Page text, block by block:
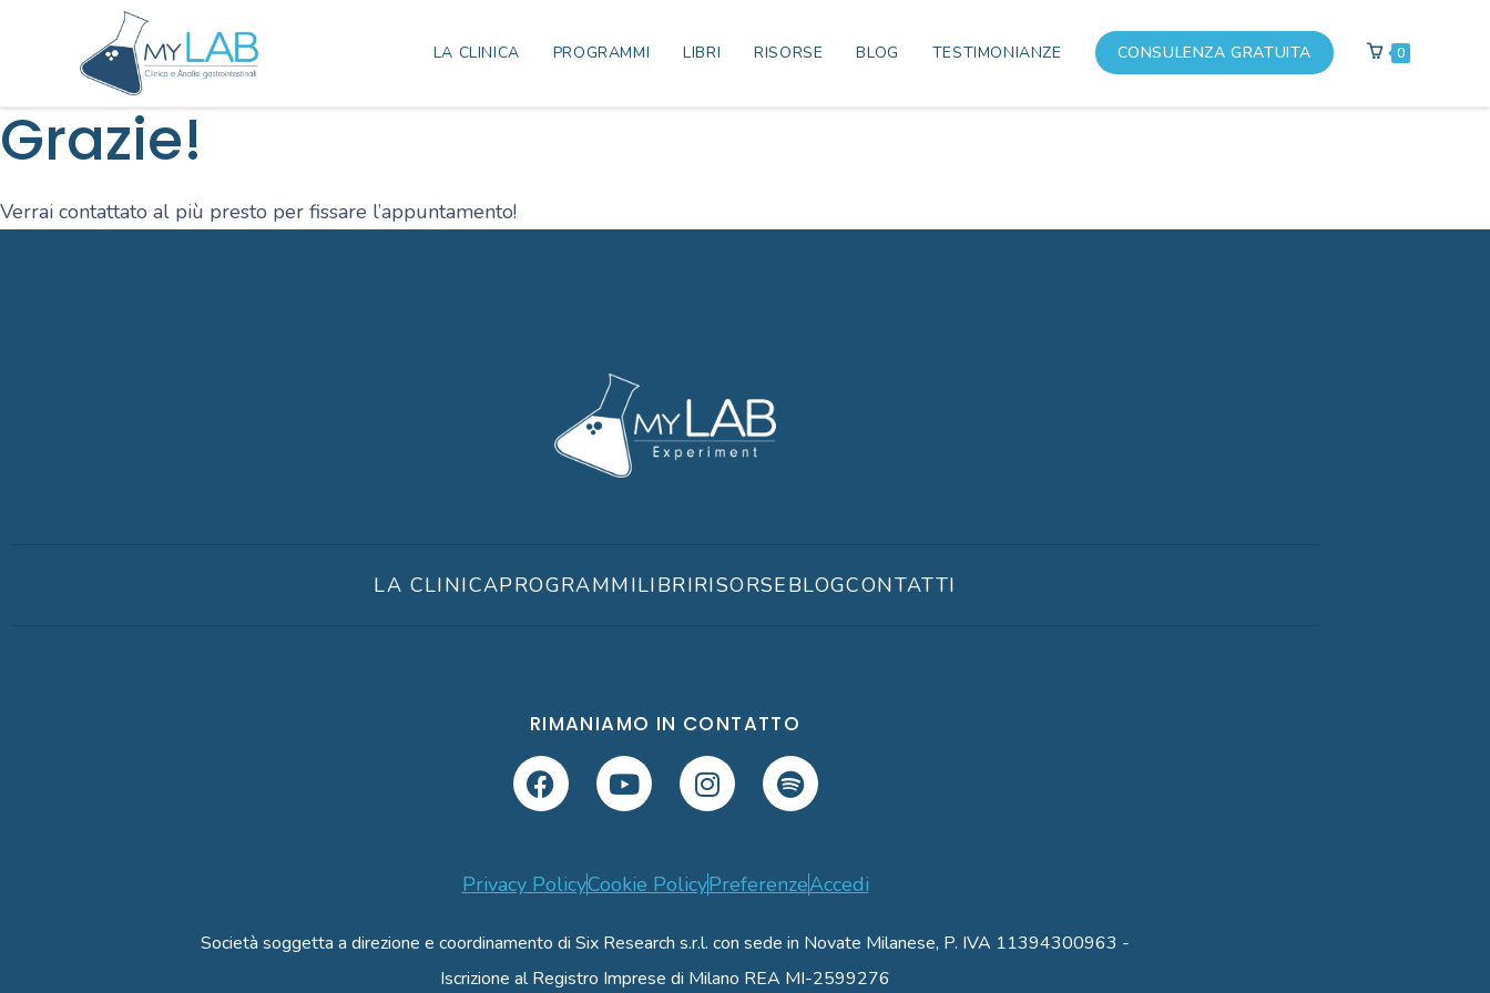
LA CLINICA PROGRAMMI LIBRI RISORSE BLOG TESTIMONIANZE CONSULENZA GRATUITA 0
Grazie!
Verrai contattato al più presto per fissare l’appuntamento!
LA CLINICAPROGRAMMILIBRIRISORSEBLOGCONTATTI
RIMANIAMO IN CONTATTO
Privacy PolicyCookie PolicyPreferenzeAccedi
Società soggetta a direzione e coordinamento di Six Research s.r.l. con sede in Novate Milanese, P. IVA 11394300963 -
Iscrizione al Registro Imprese di Milano REA MI-2599276